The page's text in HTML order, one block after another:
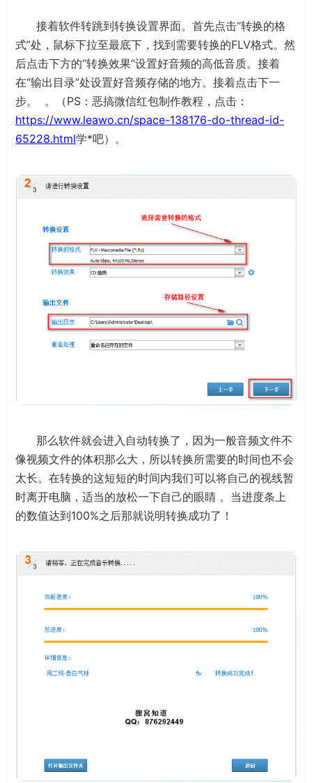
接着软件转跳到转换设置界面。首先点击“转换的格
式”处，鼠标下拉至最底下，找到需要转换的FLV格式。然
后点击下方的“转换效果”设置好音频的高低音质。接着
在“输出目录”处设置好音频存储的地方。接着点击下一
步。 。（PS：恶搞微信红包制作教程，点击：
https://www.leawo.cn/space-138176-do-thread-id-
65228.html学*吧）。
那么软件就会进入自动转换了，因为一般音频文件不
像视频文件的体积那么大，所以转换所需要的时间也不会
太长。在转换的这短短的时间内我们可以将自己的视线暂
时离开电脑，适当的放松一下自己的眼睛 。当进度条上
的数值达到100%之后那就说明转换成功了！